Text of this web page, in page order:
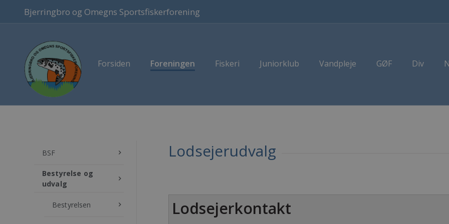
Bjerringbro og Omegns Sportsfiskerforening
Forsiden Foreningen Fiskeri Juniorklub Vandpleje GØF Div
BSF keyboard_arrow_right
Bestyrelse og
udvalg
keyboard_arrow_right
Bestyrelsen keyboard_arrow_right
Lodsejerudvalg
Lodsejerkontakt